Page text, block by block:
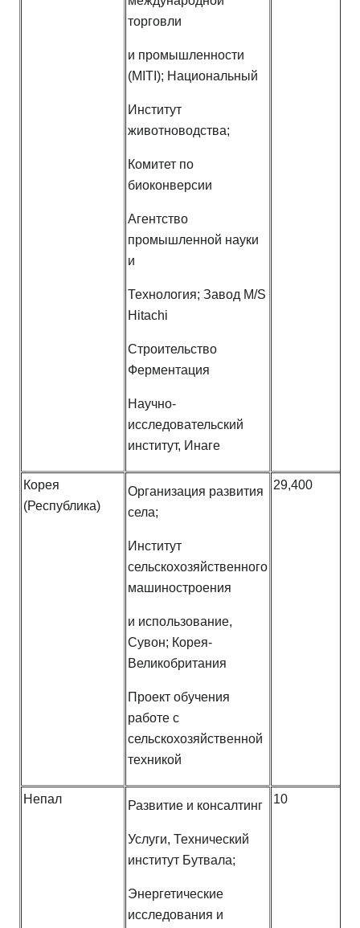
торговли
и промышленности
(MITI); Национальный
Институт
животноводства;
Комитет по
биоконверсии
Агентство
промышленной науки
и
Технология; Завод M/S
Hitachi
Строительство
Ферментация
Научно-
исследовательский
институт, Инаге
Корея
(Республика)
Организация развития
села;
Институт
сельскохозяйственного
машиностроения
и использование,
Сувон; Корея-
Великобритания
Проект обучения
работе с
сельскохозяйственной
техникой
29,400
Непал Развитие и консалтинг
Услуги, Технический
институт Бутвала;
Энергетические
исследования и
10